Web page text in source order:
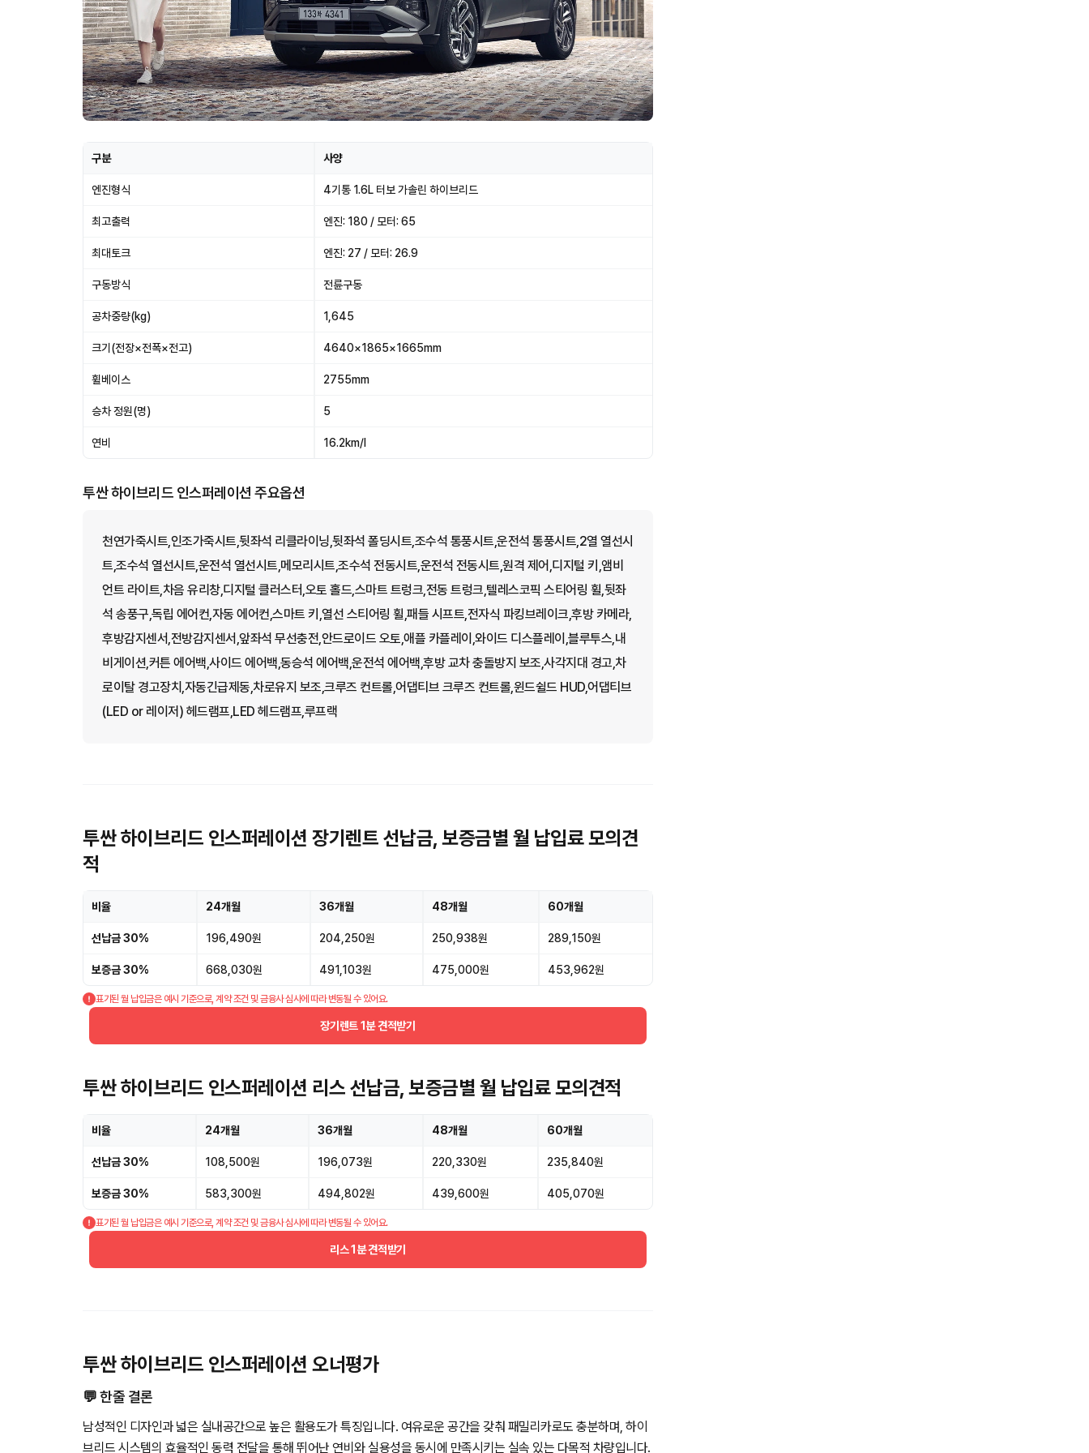
구분 사양
엔진형식 4기통 1.6L 터보 가솔린 하이브리드
최고출력 엔진: 180 / 모터: 65
최대토크 엔진: 27 / 모터: 26.9
구동방식 전륜구동
공차중량(kg) 1,645
크기(전장×전폭×전고) 4640×1865×1665mm
휠베이스 2755mm
승차 정원(명) 5
연비 16.2km/l
투싼 하이브리드 인스퍼레이션 주요옵션
천연가죽시트,인조가죽시트,뒷좌석 리클라이닝,뒷좌석 폴딩시트,조수석 통풍시트,운전석 통풍시트,2열 열선시
트,조수석 열선시트,운전석 열선시트,메모리시트,조수석 전동시트,운전석 전동시트,원격 제어,디지털 키,앰비
언트 라이트,차음 유리창,디지털 클러스터,오토 홀드,스마트 트렁크,전동 트렁크,텔레스코픽 스티어링 휠,뒷좌
석 송풍구,독립 에어컨,자동 에어컨,스마트 키,열선 스티어링 휠,패들 시프트,전자식 파킹브레이크,후방 카메라,
후방감지센서,전방감지센서,앞좌석 무선충전,안드로이드 오토,애플 카플레이,와이드 디스플레이,블루투스,내
비게이션,커튼 에어백,사이드 에어백,동승석 에어백,운전석 에어백,후방 교차 충돌방지 보조,사각지대 경고,차
로이탈 경고장치,자동긴급제동,차로유지 보조,크루즈 컨트롤,어댑티브 크루즈 컨트롤,윈드쉴드 HUD,어댑티브
(LED or 레이저) 헤드램프,LED 헤드램프,루프랙
투싼 하이브리드 인스퍼레이션 장기렌트 선납금, 보증금별 월 납입료 모의견
적
비율 24개월 36개월 48개월 60개월
선납금 30% 196,490원 204,250원 250,938원 289,150원
보증금 30% 668,030원 491,103원 475,000원 453,962원
표기된 월 납입금은 예시 기준으로, 계약 조건 및 금융사 심사에 따라 변동될 수 있어요.
장기렌트 1분 견적받기
투싼 하이브리드 인스퍼레이션 리스 선납금, 보증금별 월 납입료 모의견적
비율 24개월 36개월 48개월 60개월
선납금 30% 108,500원 196,073원 220,330원 235,840원
보증금 30% 583,300원 494,802원 439,600원 405,070원
표기된 월 납입금은 예시 기준으로, 계약 조건 및 금융사 심사에 따라 변동될 수 있어요.
리스 1분 견적받기
투싼 하이브리드 인스퍼레이션 오너평가
💬 한줄 결론
남성적인 디자인과 넓은 실내공간으로 높은 활용도가 특징입니다. 여유로운 공간을 갖춰 패밀리카로도 충분하며, 하이
브리드 시스템의 효율적인 동력 전달을 통해 뛰어난 연비와 실용성을 동시에 만족시키는 실속 있는 다목적 차량입니다.